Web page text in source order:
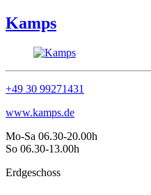
Kamps
+49 30 99271431
www.kamps.de
Mo-Sa 06.30-20.00h
So 06.30-13.00h
Erdgeschoss